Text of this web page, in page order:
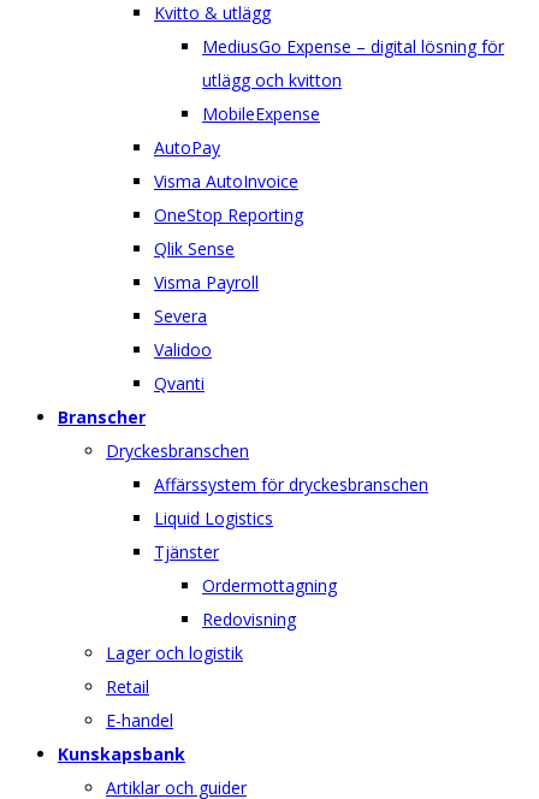
Kvitto & utlägg
MediusGo Expense – digital lösning för
utlägg och kvitton
MobileExpense
AutoPay
Visma AutoInvoice
OneStop Reporting
Qlik Sense
Visma Payroll
Severa
Validoo
Qvanti
Branscher
Dryckesbranschen
Affärssystem för dryckesbranschen
Liquid Logistics
Tjänster
Ordermottagning
Redovisning
Lager och logistik
Retail
E-handel
Kunskapsbank
Artiklar och guider